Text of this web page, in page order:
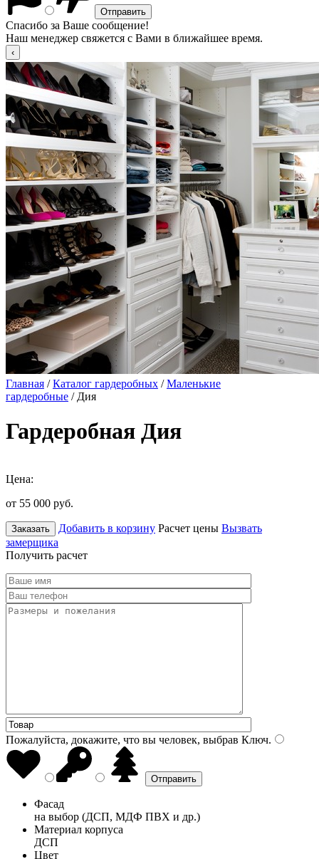
Спасибо за Ваше сообщение!
Наш менеджер свяжется с Вами в ближайшее время.
Главная /Каталог гардеробных /Маленькие
гардеробные / Дия
Гардеробная Дия
Цена:
от 55 000 руб.
Заказать Добавить в корзину Расчет цены Вызвать
замерщика
Получить расчет
Пожалуйста, докажите, что вы человек, выбрав Ключ.
Фасад
на выбор (ДСП, МДФ ПВХ и др.)
Материал корпуса
ДСП
Цвет